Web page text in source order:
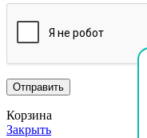
Корзина
Закрыть